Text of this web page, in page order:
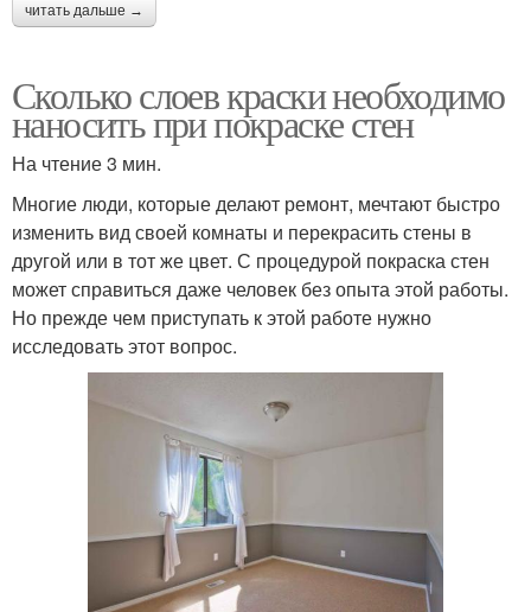
читать дальше →
Сколько слоев краски необходимо
наносить при покраске стен
На чтение 3 мин.
Многие люди, которые делают ремонт, мечтают быстро
изменить вид своей комнаты и перекрасить стены в
другой или в тот же цвет. С процедурой покраска стен
может справиться даже человек без опыта этой работы.
Но прежде чем приступать к этой работе нужно
исследовать этот вопрос.